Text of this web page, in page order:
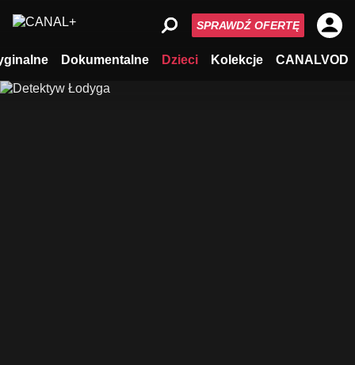
Dokumentalne Dzieci Kolekcje CANALVOD
SPRAWDŹ OFERTĘ